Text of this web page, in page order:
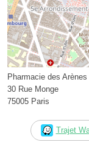
Pharmacie des Arènes
30 Rue Monge
75005 Paris
Trajet